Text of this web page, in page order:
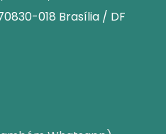
018 Brasília / DF